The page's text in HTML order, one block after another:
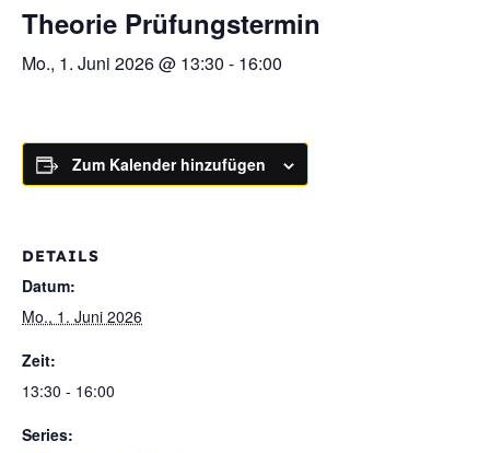
Theorie Prüfungstermin
Mo., 1. Juni 2026 @ 13:30 - 16:00
Zum Kalender hinzufügen
DETAILS
Datum:
Mo., 1. Juni 2026
Zeit:
13:30 - 16:00
Series: